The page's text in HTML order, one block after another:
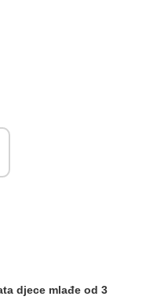
djece mlađe od 3